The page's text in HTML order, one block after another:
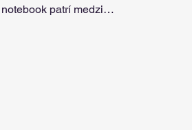
notebook patrí medzi